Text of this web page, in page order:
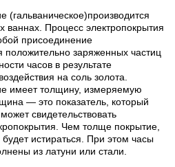
(гальваническое)производится
ваннах. Процесс электропокрытия
присоединение
положительно заряженных частиц
часов в результате
на соль золота.
имеет толщину, измеряемую
— это показатель, который
свидетельствовать
Чем толще покрытие,
истираться. При этом часы
из латуни или стали.